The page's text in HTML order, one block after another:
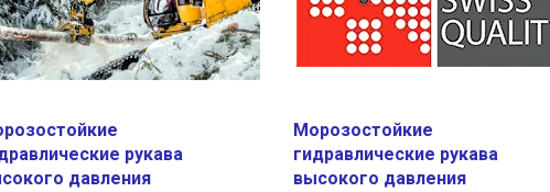
рукава
давления
Морозостойкие
гидравлические рукава
высокого давления